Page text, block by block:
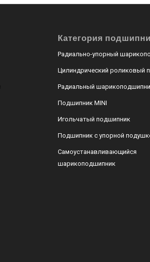
Категория
Радиально-упорный
Цилиндрический роликовый
Радиальный
Подшипник MINI
Игольчатый подшипник
Подшипник с упорной
Самоустанавливающийся
шарикоподшипник